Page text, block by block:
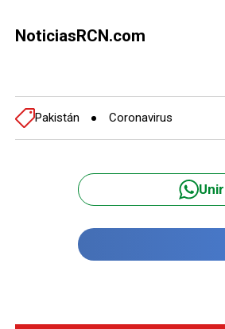
NoticiasRCN.com
Pakistán Coronavirus